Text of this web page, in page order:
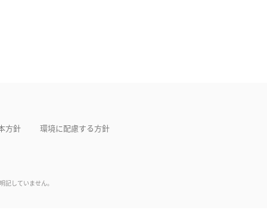
方針 環境に配慮する方針
していません。